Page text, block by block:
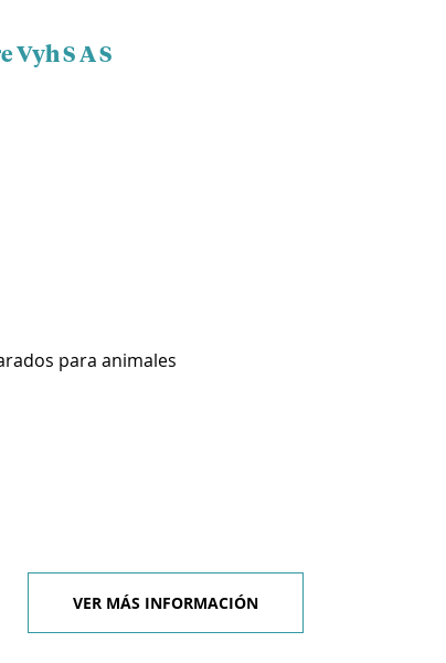
Vyh S A S
para animales
VER MÁS INFORMACIÓN